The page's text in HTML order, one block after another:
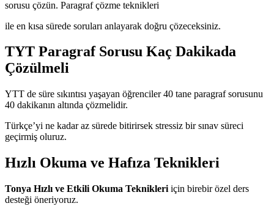
sorusu çözün. Paragraf çözme teknikleri
ile en kısa sürede soruları anlayarak doğru çözeceksiniz.
TYT Paragraf Sorusu Kaç Dakikada
Çözülmeli
YTT de süre sıkıntısı yaşayan öğrenciler 40 tane paragraf sorusunu
40 dakikanın altında çözmelidir.
Türkçe’yi ne kadar az sürede bitirirsek stressiz bir sınav süreci
geçirmiş oluruz.
Hızlı Okuma ve Hafıza Teknikleri
Tonya Hızlı ve Etkili Okuma Teknikleri için birebir özel ders
desteği öneriyoruz.